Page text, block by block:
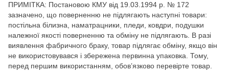
ПРИМІТКА: Постановою КМУ від 19.03.1994 р. № 172
зазначено, що поверненню не підлягають наступні товари:
постільна білизна, наматрацники, пледи, ковдри, подушки
належної якості поверненню та обміну не підлягають. В разі
виявлення фабричного браку, товар підлягає обміну, якщо він
не використовувався і збережена первинна упаковка. Тому,
перед першим використанням, обов’язково перевірте товар.